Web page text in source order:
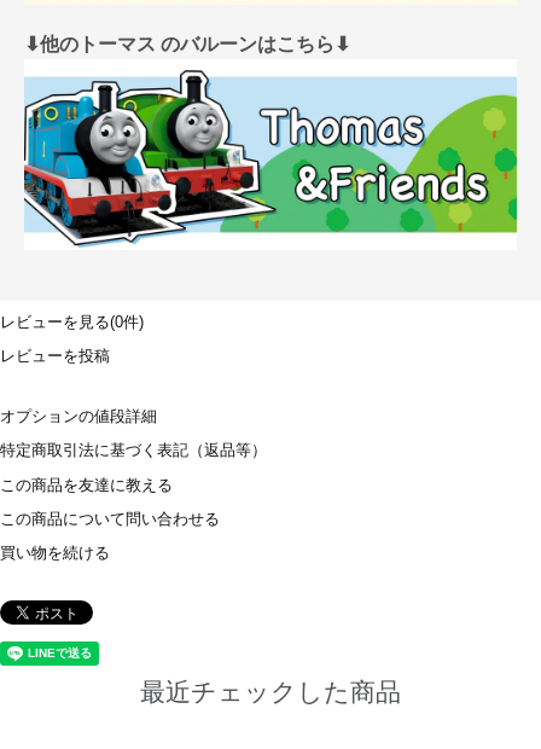
⬇︎他のトーマス のバルーンはこちら⬇︎
レビューを見る(0件)
レビューを投稿
オプションの値段詳細
特定商取引法に基づく表記（返品等）
この商品を友達に教える
この商品について問い合わせる
買い物を続ける
最近チェックした商品